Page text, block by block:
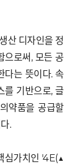
산 디자인을 정
으로써, 모든 공
다는 뜻이다. 속
를 기반으로, 글
약품을 공급할
.
심가치인 '4E(▲